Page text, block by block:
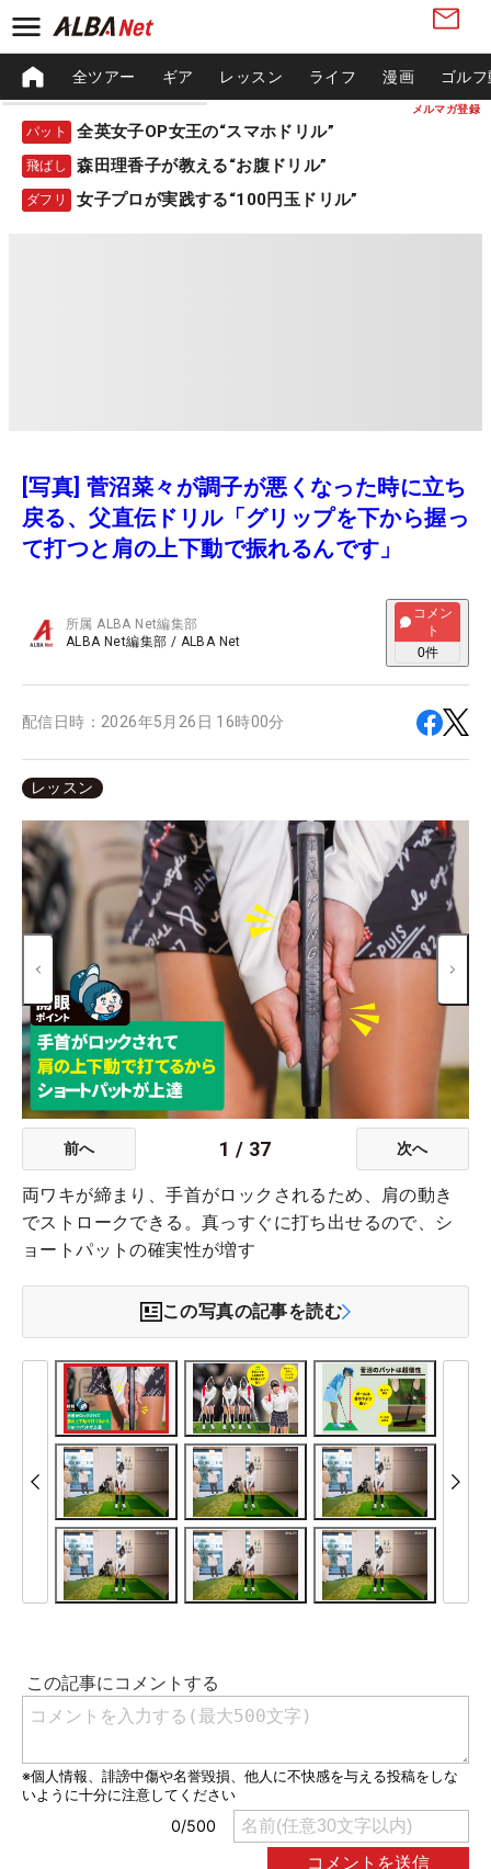
メルマガ登録
全ツアー ギア レッスン ライフ 漫画 ゴル
パット 全英女子OP女王の“スマホドリル”
飛ばし 森田理香子が教える“お腹ドリル”
ダフリ 女子プロが実践する“100円玉ドリル”
[写真] 菅沼菜々が調子が悪くなった時に立ち
戻る、父直伝ドリル「グリップを下から握っ
て打つと肩の上下動で振れるんです」
所属ALBA Net編集部
ALBA Net編集部 / ALBA Net
コメン
ト
0件
配信日時： 2026年5月26日 16時00分
レッスン
前へ 1 / 37 次へ
両ワキが締まり、手首がロックされるため、肩の動き
でストロークできる。真っすぐに打ち出せるので、シ
ョートパットの確実性が増す
この写真の記事を読む